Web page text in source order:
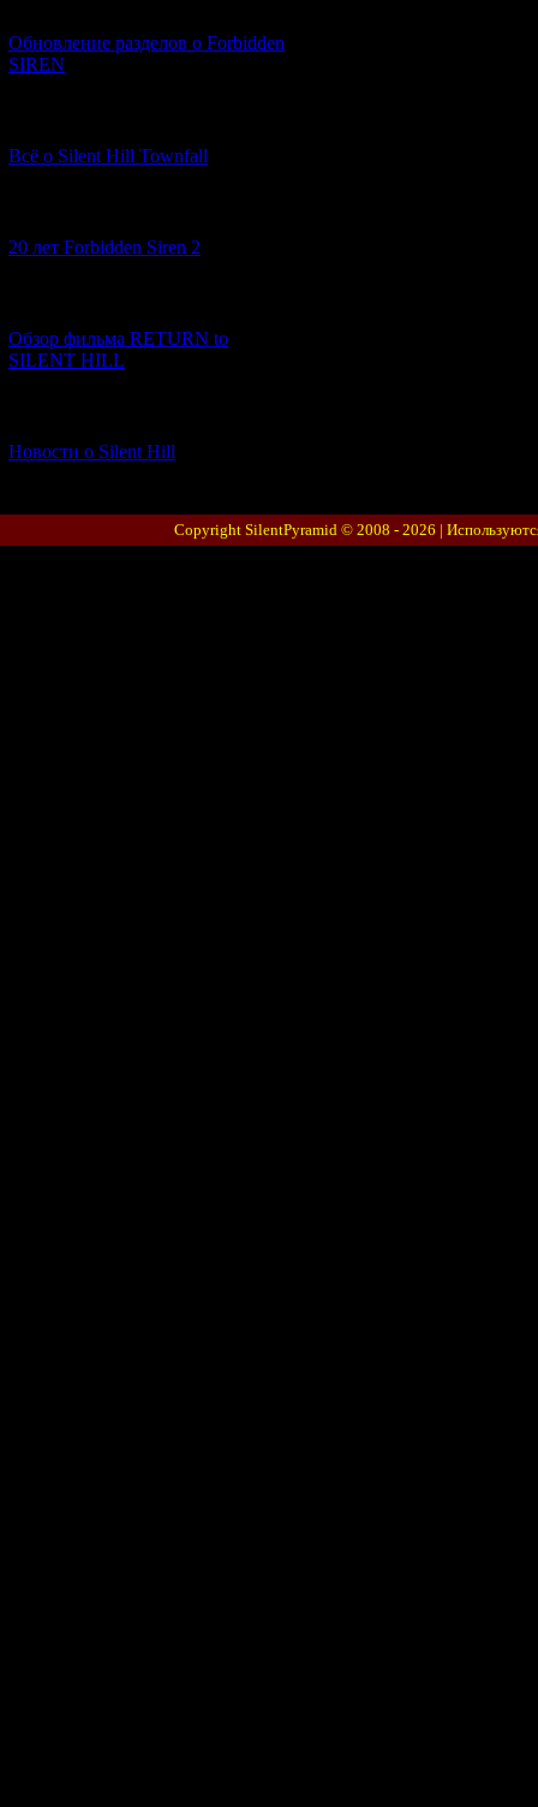
Обновление разделов о Forbidden
SIREN
Всё о Silent Hill Townfall
20 лет Forbidden Siren 2
Обзор фильма RETURN to
SILENT HILL
Новости о Silent Hill
Copyright SilentPyramid © 2008 - 2026 |